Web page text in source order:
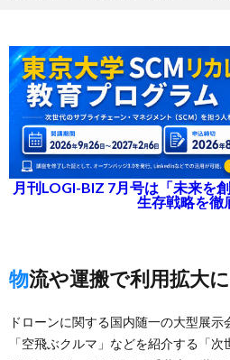
月刊LOGI-BIZ 7月号は「未来を
生存戦略を徹
物流や運搬で利用拡大
ドローンに関する国内随一の大型展示
「空飛ぶクルマ」などを紹介する「次